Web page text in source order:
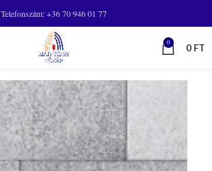
Telefonszám: +36 70 946 01 77
0 0 FT